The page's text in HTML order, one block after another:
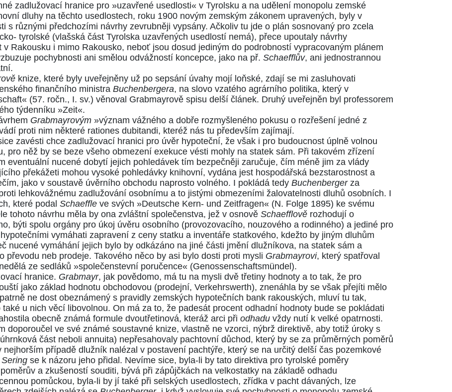
zadlužovací hranice pro »uzavřené usedlosti« v Tyrolsku a na udělení monopolu zemské
dluhy na těchto usedlostech, roku 1900 novým zemským zákonem upravených, byly v
s různými předchozími návrhy zevrubněji vypsány. Ačkoliv tu jde o plán sosnovaný pro zcela
tyrolské (vlašská část Tyrolska uzavřených usedlostí nemá), přece upoutaly návrhy
Rakousku i mimo Rakousko, neboť jsou dosud jediným do podrobností vypracovaným plánem
pochybnosti ani smělou odvážností koncepce, jako na př. Schaefflův, ani jednostrannou
knize, které byly uveřejněny už po sepsání úvahy mojí loňské, zdají se mi zasluhovati
finančního ministra Buchenbergera, na slovo vzatého agrárního politika, který v
(57. ročn., I. sv.) věnoval Grabmayrově spisu delší článek. Druhý uveřejněn byl professorem
týdenníku »Zeit«.
Grabmayrovým »význam vážného a dobře rozmyšleného pokusu o rozřešení jedné z
proti nim některé rationes dubitandi, kteréž nás tu především zajímají.
zavésti chce zadlužovací hranici pro úvěr hypoteční, že však i pro budoucnost úplně volnou
pro něž by se beze všeho obmezení exekuce vésti mohly na statek sám. Při takovém zřízení
eventuální nucené dobytí jejich pohledávek tím bezpečněji zaručuje, čím méně jim za vlády
překážeti mohou vysoké pohledávky knihovní, vydána jest hospodářská bezstarostnost a
jako v soustavě úvěrního obchodu naprosto volného. I pokládá tedy Buchenbergerza
lehkovážnému zadlužování osobnímu a to jistými obmezeními žalovatelnosti dluhů osobních. I
které podal Schaeffle ve svých »Deutsche Kern- und Zeitfragen« (N. Folge 1895) ke svému
tohoto návrhu měla by ona zvláštní společenstva, jež v osnově Schaefflově rozhodují o
býti spolu orgány pro úkoj úvěru osobního (provozovacího, nouzového a rodinného) a jediné pro
vymáhati zapravení z ceny statku a inventáře statkového, kdežto by jiným dluhům
nucené vymáhání jejich bylo by odkázáno na jiné části jmění dlužníkova, na statek sám a
převodu neb prodeje. Takového něco by asi bylo dosti proti mysli Grabmayrovi, který spatřoval
ze sedláků »společenstevní poručence« (Genossenschaftsmündel).
hranice. Grabmayr, jak povědomo, má tu na mysli dvě třetiny hodnoty a to tak, že pro
jako základ hodnotu obchodovou (prodejní, Verkehrswerth), znenáhla by se však přejíti mělo
ne dost obeznámený s pravidly zemských hypotečních bank rakouských, mluví tu tak,
u nich věcí libovolnou. On má za to, že padesát procent odhadní hodnoty bude se pokládati
obecně známá formule dvoutřetinová, kteráž arci při odhadu vždy nutí k velké opatrnosti.
doporoučel ve své známé soustavné knize, vlastně ne vzorci, nýbrž direktivě, aby totiž úroky s
část neboli annuita) nepřesahovaly pachtovní důchod, který by se za průměrných poměrů
případě dlužník nalézal v postavení pachtýře, který se na určitý delší čas pozemkové
Sering se k názoru jeho přidal. Nevíme sice, byla-li by tato direktiva pro tyrolské poměry
a zkušeností souditi, bývá při zápůjčkách na velkostatky na základě odhadu
pomůckou, byla-li by jí také při selských usedlostech, zřídka v pacht dávaných, lze